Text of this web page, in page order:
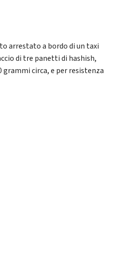
arrestato a bordo di un taxi
di tre panetti di hashish,
grammi circa, e per resistenza